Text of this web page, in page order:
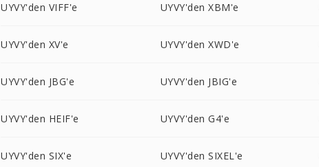
UYVY'den VIFF'e UYVY'den XBM'e
UYVY'den XV'e UYVY'den XWD'e
UYVY'den JBG'e UYVY'den JBIG'e
UYVY'den HEIF'e UYVY'den G4'e
UYVY'den SIX'e UYVY'den SIXEL'e